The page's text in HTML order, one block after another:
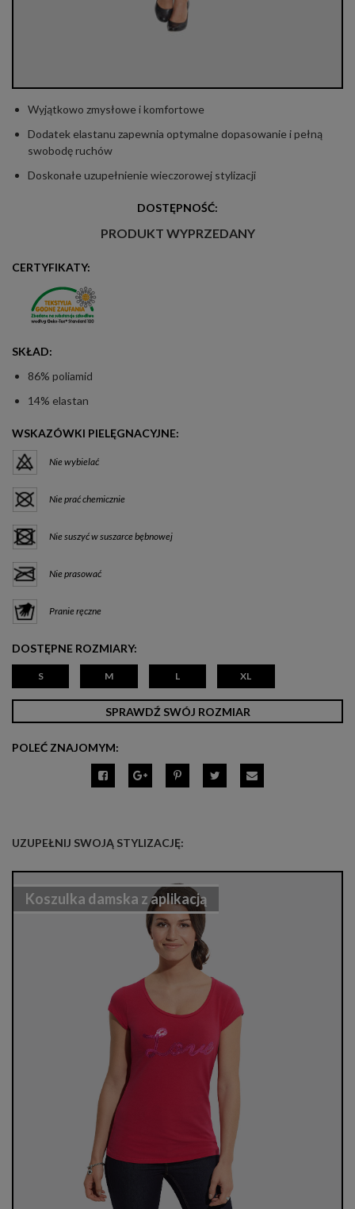
Wyjątkowo zmysłowe i komfortowe
Dodatek elastanu zapewnia optymalne dopasowanie i pełną
swobodę ruchów
Doskonałe uzupełnienie wieczorowej stylizacji
DOSTĘPNOŚĆ:
PRODUKT WYPRZEDANY
CERTYFIKATY:
SKŁAD:
86% poliamid
14% elastan
WSKAZÓWKI PIELĘGNACYJNE:
Nie wybielać
Nie prać chemicznie
Nie suszyć w suszarce bębnowej
Nie prasować
Pranie ręczne
DOSTĘPNE ROZMIARY:
S M L XL
SPRAWDŹ SWÓJ ROZMIAR
POLEĆ ZNAJOMYM:
UZUPEŁNIJ SWOJĄ STYLIZACJĘ:
Koszulka damska z aplikacją